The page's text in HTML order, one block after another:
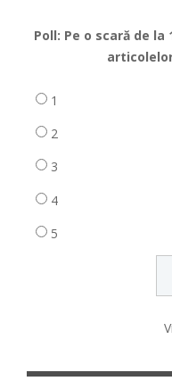
Poll: Pe o scară de
1
2
3
4
5